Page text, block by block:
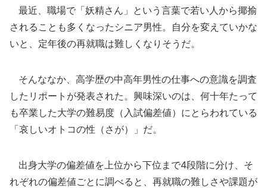
最近、職場で「妖精さん」という言葉で若い人から揶揄
されることも多くなったシニア男性。自分を変えていかな
いと、定年後の再就職は難しくなりそうだ。
そんななか、高学歴の中高年男性の仕事への意識を調査
したリポートが発表された。興味深いのは、何十年たって
も卒業した大学の難易度（入試偏差値）にとらわれている
「哀しいオトコの性（さが）」だ。
出身大学の偏差値を上位から下位まで4段階に分け、そ
れぞれの偏差値ごとに調べると、再就職の難しさや課題が